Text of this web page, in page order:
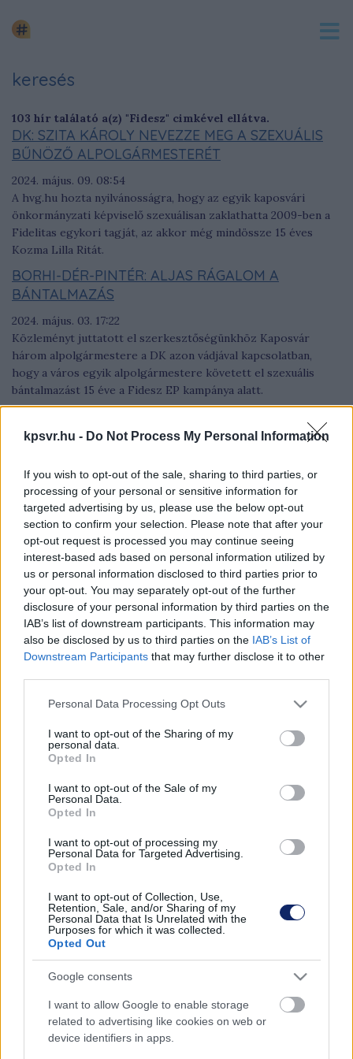
kpsvr.hu - Do Not Process My Personal Information
If you wish to opt-out of the sale, sharing to third parties, or
processing of your personal or sensitive information for
targeted advertising by us, please use the below opt-out
section to confirm your selection. Please note that after your
opt-out request is processed you may continue seeing
interest-based ads based on personal information utilized by
us or personal information disclosed to third parties prior to
your opt-out. You may separately opt-out of the further
disclosure of your personal information by third parties on the
IAB’s list of downstream participants. This information may
also be disclosed by us to third parties on the IAB’s List of
Downstream Participants that may further disclose it to other
Please note that this website/app uses one or more Google
not limited to your visit or usage behaviour. You may click to
grant or deny consent to Google and its third-party tags to
use your data for below specified purposes in below Google
consent section.
Personal Data Processing Opt Outs
I want to opt-out of the Sharing of my
personal data.
Opted In
I want to opt-out of the Sale of my
Personal Data.
Opted In
I want to opt-out of processing my
Personal Data for Targeted Advertising.
Opted In
I want to opt-out of Collection, Use,
Retention, Sale, and/or Sharing of my
Personal Data that Is Unrelated with the
Purposes for which it was collected.
Opted Out
Google consents
I want to allow Google to enable storage
related to advertising like cookies on web or
device identifiers in apps.
keresés
103 hír találató a(z) "Fidesz" cimkével ellátva.
DK: SZITA KÁROLY NEVEZZE MEG A SZEXUÁLIS
BŰNÖZŐ ALPOLGÁRMESTERÉT
2024. május. 09. 08:54
A hvg.hu hozta nyilvánosságra, hogy az egyik kaposvári
önkormányzati képviselő szexuálisan zaklathatta 2009-ben a
Fidelitas egykori tagját, az akkor még mindössze 15 éves
Kozma Lilla Ritát.
BORHI-DÉR-PINTÉR: ALJAS RÁGALOM A
BÁNTALMAZÁS
2024. május. 03. 17:22
Közleményt juttatott el szerkesztőségünkhöz Kaposvár
három alpolgármestere a DK azon vádjával kapcsolatban,
hogy a város egyik alpolgármestere követett el szexuális
bántalmazást 15 éve a Fidesz EP kampánya alatt.
KAPOSVÁR EGYIK FIDESZES ALPOLGÁRMESTERE
BÁNTALMAZÓ
2024. május. 03. 13:16
A Demokratikus Koalíció információi szerint a Fidesz egyik
kaposvári alpolgármestere az az önkormányzati képviselő, aki
a hvg.hu szerint szexuálisan zaklathatta 2009 ben a Fidelitas
egykori tagját, aki minap a nyilvánosság elé lépett. Kozma
Lilla Rita még csak 15 éves kiskorú volt, amikor a Fidesz által
védett szexuális bűnöző bántalmazhatta, amivel egy életre
szóló traumát okozhatott neki.
BORZASZTÓ KÍNOSAN TOBORZNAK EGY
VIDEÓBAN ORBÁN BESZÉDÉRE
Először azt hittük, hogy a videó csak egy paródia. NEM AZ!
BEINDULT A FIDESZES VÁLASZTÁSI CSALÁS
KAPOSVÁRON – ÉS EZ CSAK A KEZDET!
Rögtön egy lopással kezdik a kaposvári fideszesek a választási
felkészülést. Egy már létező kaposvári programsorozat nevét
Kaposvári Közéleti Kávéház.
AKCIÓ-REAKCIÓ-CIRKULÁCIÓ AVAGY PLAKÁTOK
ÉS NINDZSA KORMÁNY
2023. december. 02. 13:41
Ursula von der Leyent éppen a Fidesz juttatta pozícióba,
most meg kiplakátolja, hogy csúnya globalista.
KÜLFÖLDI PÉNZEKBŐL VÁSÁROLT
LAPTOPOKKAL KAMPÁNYOL GELENCSÉR
ATTILA?
2023. december. 01. 15:27